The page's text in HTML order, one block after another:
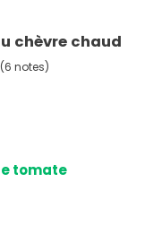
chèvre chaud
(6 notes)
tomate